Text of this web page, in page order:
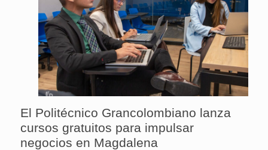
El Politécnico Grancolombiano lanza
cursos gratuitos para impulsar
negocios en Magdalena